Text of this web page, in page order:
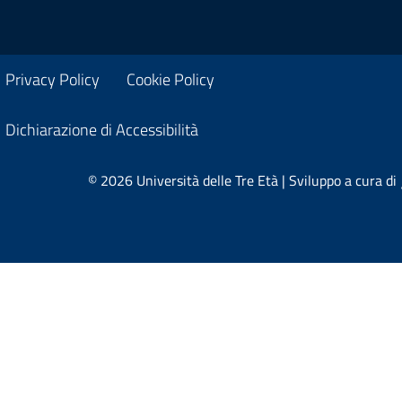
Privacy Policy Cookie Policy
Dichiarazione di Accessibilità
© 2026 Università delle Tre Età | Sviluppo a cura di